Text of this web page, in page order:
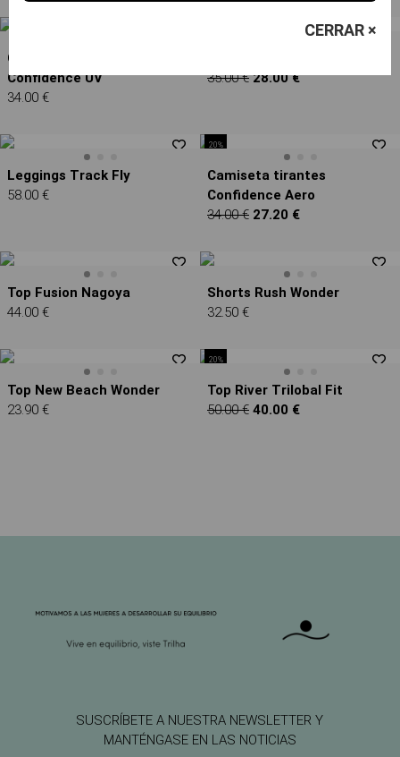
Camiseta tirantes
Confidence UV
34.00 €
35.00 € 28.00 €
Leggings Track Fly
58.00 €
20%
Camiseta tirantes
Confidence Aero
34.00 € 27.20 €
Top Fusion Nagoya
44.00 €
Shorts Rush Wonder
32.50 €
Top New Beach Wonder
23.90 €
20%
Top River Trilobal Fit
50.00 € 40.00 €
SUSCRÍBETE A NUESTRA NEWSLETTER Y
MANTÉNGASE EN LAS NOTICIAS
CERRAR ×